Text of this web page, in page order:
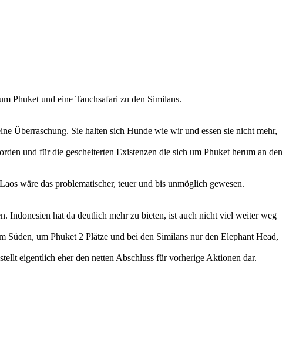
Phuket und eine Tauchsafari zu den Similans.
Überraschung. Sie halten sich Hunde wie wir und essen sie nicht mehr,
und für die gescheiterten Existenzen die sich um Phuket herum an den
wäre das problematischer, teuer und bis unmöglich gewesen.
Indonesien hat da deutlich mehr zu bieten, ist auch nicht viel weiter weg
um Phuket 2 Plätze und bei den Similans nur den Elephant Head,
eigentlich eher den netten Abschluss für vorherige Aktionen dar.